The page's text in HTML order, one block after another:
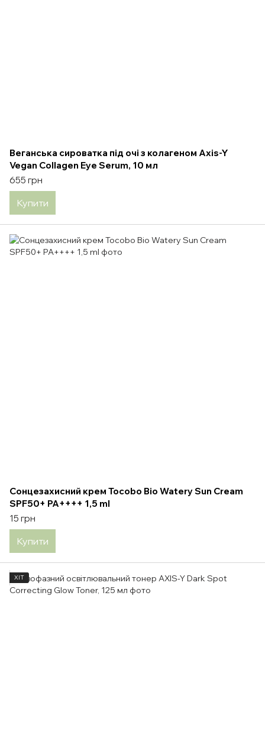
Веганська сироватка під очі з колагеном Axis-Y
Vegan Collagen Eye Serum, 10 мл
655 грн
Купити
Сонцезахисний крем Tocobo Bio Watery Sun Cream
SPF50+ PA++++ 1,5 ml
15 грн
Купити
ХІТ